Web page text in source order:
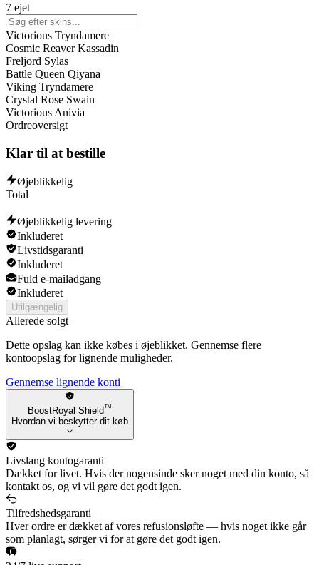
Gwen
Hecarim
Darius
Jayce
7 ejet
Victorious Tryndamere
Cosmic Reaver Kassadin
Freljord Sylas
Battle Queen Qiyana
Viking Tryndamere
Crystal Rose Swain
Victorious Anivia
Ordreoversigt
Klar til at bestille
Øjeblikkelig
Total
Øjeblikkelig levering
Inkluderet
Livstidsgaranti
Inkluderet
Fuld e-mailadgang
Inkluderet
Utilgængelig
Allerede solgt
Dette opslag kan ikke købes i øjeblikket. Gennemse flere
kontoopslag for lignende muligheder.
Gennemse lignende konti
BoostRoyal Shield™
Hvordan vi beskytter dit køb
Livslang kontogaranti
Dækket for livet. Hvis der nogensinde sker noget med din konto, så
kontakt os, og vi vil gøre det godt igen.
Tilfredshedsgaranti
Hver ordre er dækket af vores refusionsløfte — hvis noget ikke går
som planlagt, sørger vi for at gøre det godt igen.